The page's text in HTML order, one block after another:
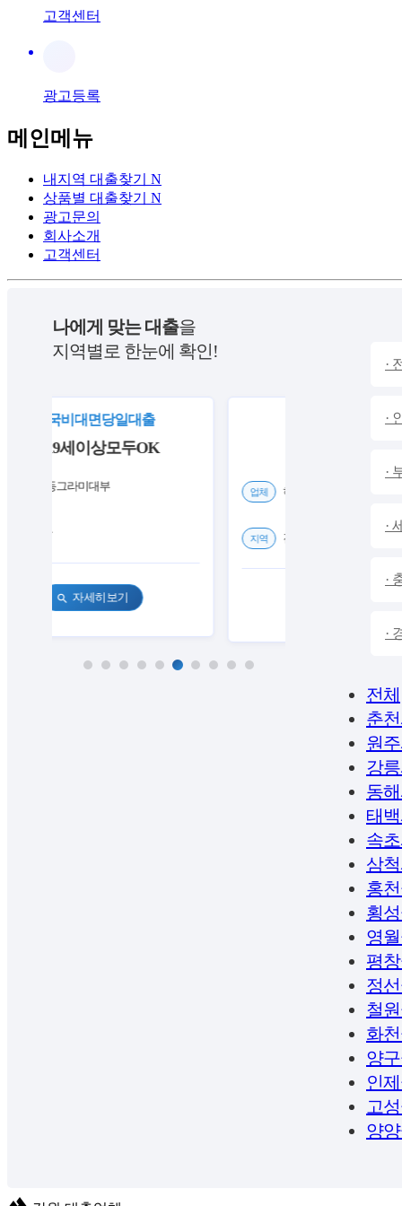
고객센터
광고등록
메인메뉴
내지역 대출찾기 N
상품별 대출찾기 N
광고문의
회사소개
고객센터
나에게 맞는 대출을
지역별로 한눈에 확인!
전국비대면당일대출
만19세이상모두OK
OK동그라미대부
전국
search 자세히보기
⭐비대면 당일대출
업체 하데스대부중개
지역 전국
·
·
·
·
·
·
전체
춘
원
강
동
태
속
삼
홍
횡
영
평
정
철
화
양
인
고
양